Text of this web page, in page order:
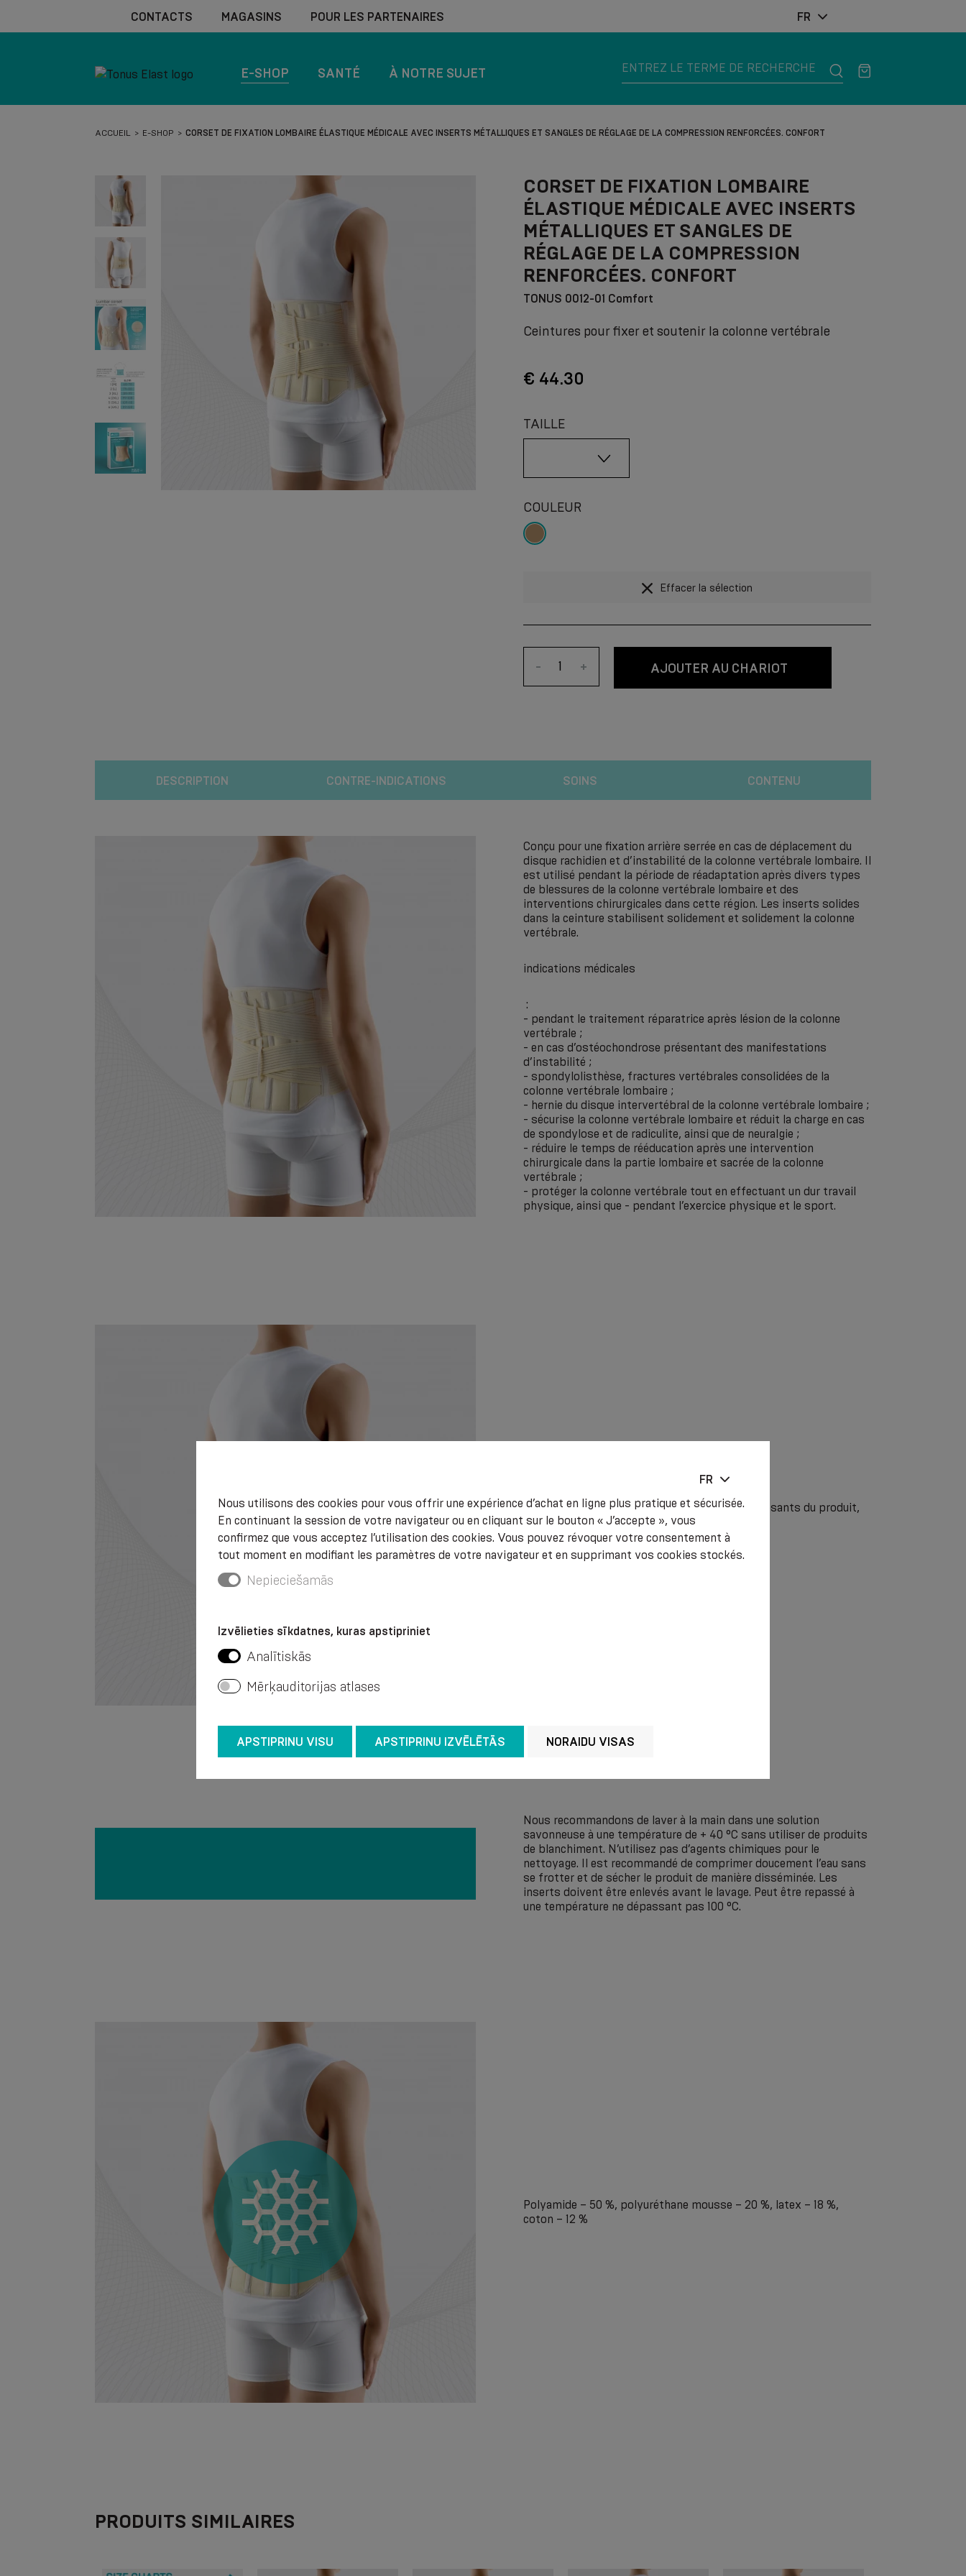
CONTACTS MAGASINS POUR LES PARTENAIRES FR
E-SHOP SANTÉ À NOTRE SUJET
ACCUEIL E-SHOP CORSET DE FIXATION LOMBAIRE ÉLASTIQUE MÉDICALE AVEC INSERTS MÉTALLIQUES ET SANGLES DE RÉGLAGE DE LA COMPRESSION RENFORCÉES. CONFORT
CORSET DE FIXATION LOMBAIRE
ÉLASTIQUE MÉDICALE AVEC INSERTS
MÉTALLIQUES ET SANGLES DE
RÉGLAGE DE LA COMPRESSION
RENFORCÉES. CONFORT
TONUS 0012-01 Comfort
Ceintures pour fixer et soutenir la colonne vertébrale
€ 44.30
TAILLE
COULEUR
Effacer la sélection
- + AJOUTER AU CHARIOT
DESCRIPTION CONTRE-INDICATIONS SOINS CONTENU
Conçu pour une fixation arrière serrée en cas de déplacement du
disque rachidien et d’instabilité de la colonne vertébrale lombaire. Il
est utilisé pendant la période de réadaptation après divers types
de blessures de la colonne vertébrale lombaire et des
interventions chirurgicales dans cette région. Les inserts solides
dans la ceinture stabilisent solidement et solidement la colonne
vertébrale.
indications médicales
:
- pendant le traitement réparatrice après lésion de la colonne
vertébrale ;
- en cas d’ostéochondrose présentant des manifestations
d’instabilité ;
- spondylolisthèse, fractures vertébrales consolidées de la
colonne vertébrale lombaire ;
- hernie du disque intervertébral de la colonne vertébrale lombaire ;
- sécurise la colonne vertébrale lombaire et réduit la charge en cas
de spondylose et de radiculite, ainsi que de neuralgie ;
- réduire le temps de rééducation après une intervention
chirurgicale dans la partie lombaire et sacrée de la colonne
vertébrale ;
- protéger la colonne vertébrale tout en effectuant un dur travail
physique, ainsi que - pendant l’exercice physique et le sport.
Incompatibilité individuelle avec l’un des composants du produit,
maladies cutanées locales sévères.
Nous recommandons de laver à la main dans une solution
savonneuse à une température de + 40 °C sans utiliser de produits
de blanchiment. N’utilisez pas d’agents chimiques pour le
nettoyage. Il est recommandé de comprimer doucement l’eau sans
se frotter et de sécher le produit de manière disséminée. Les
inserts doivent être enlevés avant le lavage. Peut être repassé à
une température ne dépassant pas 100 °C.
Polyamide – 50 %, polyuréthane mousse – 20 %, latex – 18 %,
coton – 12 %
PRODUITS SIMILAIRES
FR
Nous utilisons des cookies pour vous offrir une expérience d’achat en ligne plus pratique et sécurisée.
En continuant la session de votre navigateur ou en cliquant sur le bouton « J’accepte », vous
confirmez que vous acceptez l’utilisation des cookies. Vous pouvez révoquer votre consentement à
tout moment en modifiant les paramètres de votre navigateur et en supprimant vos cookies stockés.
Nepieciešamās
Izvēlieties sīkdatnes, kuras apstipriniet
Analītiskās
Mērķauditorijas atlases
APSTIPRINU VISU APSTIPRINU IZVĒLĒTĀS NORAIDU VISAS